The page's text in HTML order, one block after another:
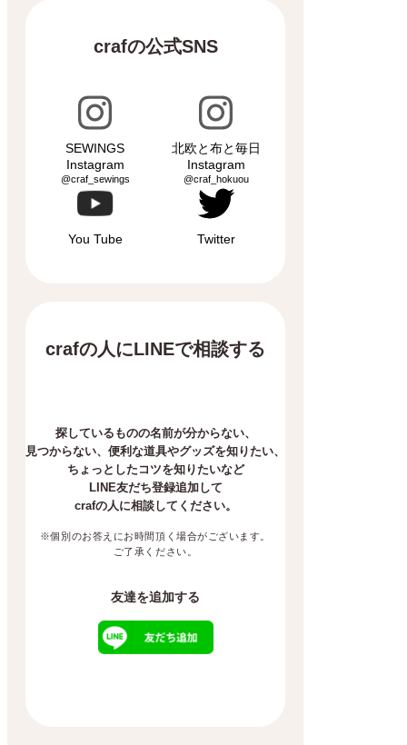
crafの公式SNS
SEWINGS
Instagram
@craf_sewings
北欧と布と毎日
Instagram
@craf_hokuou
You Tube Twitter
crafの人にLINEで相談する
探しているものの名前が分からない、
見つからない、 便利な道具やグッズを知りたい、
ちょっとしたコツを知りたいなど
LINE友だち登録追加して
crafの人に相談してください。
※個別のお答えにお時間頂く場合がございます。
ご了承ください。
友達を追加する